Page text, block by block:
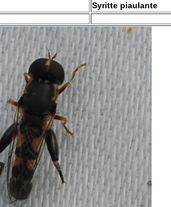
Syritte piaulante